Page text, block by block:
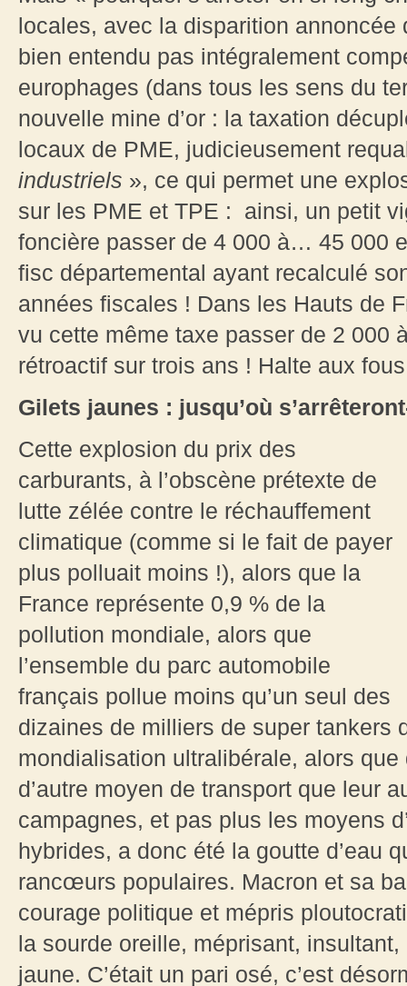
locales, avec la disparition annoncée
bien entendu pas intégralement
europhages (dans tous les sens du
nouvelle mine d’or : la taxation
locaux de PME, judicieusement
industriels », ce qui permet une
sur les PME et TPE : ainsi, un petit
foncière passer de 4 000 à… 45 000
fisc départemental ayant recalculé
années fiscales ! Dans les Hauts de
vu cette même taxe passer de 2 000
rétroactif sur trois ans ! Halte aux
Gilets jaunes : jusqu’où
Cette explosion du prix des
carburants, à l’obscène prétexte de
lutte zélée contre le réchauffement
climatique (comme si le fait de payer
plus polluait moins !), alors que la
France représente 0,9 % de la
pollution mondiale, alors que
l’ensemble du parc automobile
français pollue moins qu’un seul des
dizaines de milliers de super tankers
mondialisation ultralibérale, alors
d’autre moyen de transport que leur
campagnes, et pas plus les moyens
hybrides, a donc été la goutte d’eau
rancœurs populaires. Macron et sa
courage politique et mépris
la sourde oreille, méprisant,
jaune. C’était un pari osé, c’est